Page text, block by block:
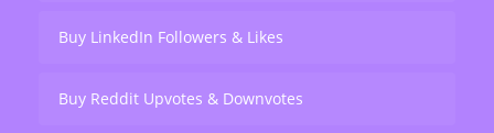
Buy LinkedIn Followers & Likes
Buy Reddit Upvotes & Downvotes